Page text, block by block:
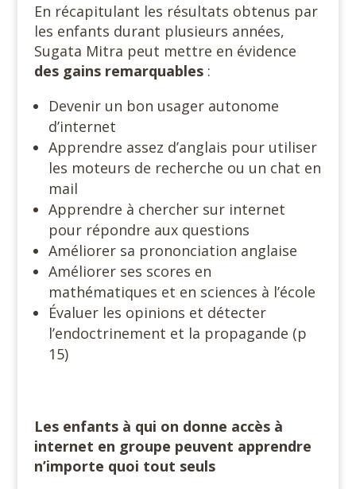
En récapitulant les résultats obtenus par
les enfants durant plusieurs années,
Sugata Mitra peut mettre en évidence
des gains remarquables:
Devenir un bon usager autonome
d’internet
Apprendre assez d’anglais pour utiliser
les moteurs de recherche ou un chat en
mail
Apprendre à chercher sur internet
pour répondre aux questions
Améliorer sa prononciation anglaise
Améliorer ses scores en
mathématiques et en sciences à l’école
Évaluer les opinions et détecter
l’endoctrinement et la propagande (p
15)
Les enfants à qui on donne accès à
internet en groupe peuvent apprendre
n’importe quoi tout seuls